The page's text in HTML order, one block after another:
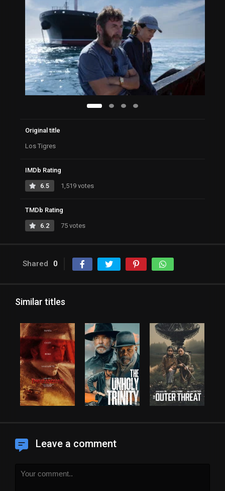
Original title
Los Tigres
IMDb Rating
6.5 1,519 votes
TMDb Rating
6.2 75 votes
Shared 0
Similar titles
Leave a comment